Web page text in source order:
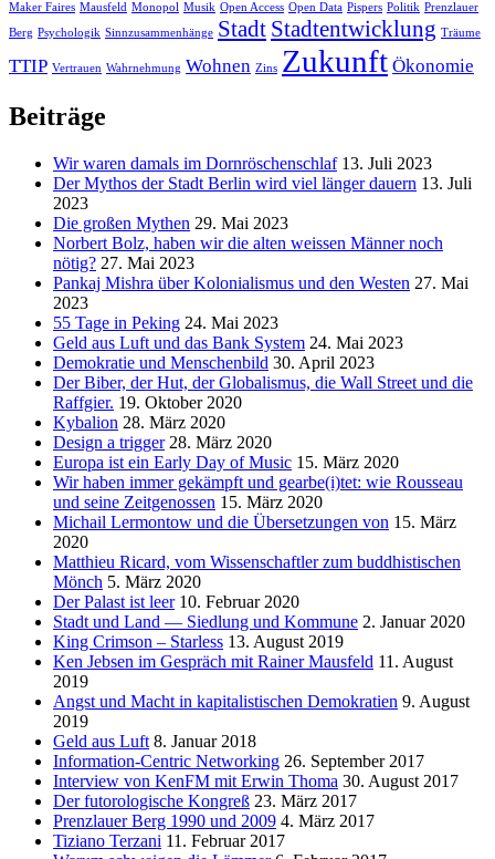
Maker Faires Mausfeld Monopol Musik Open Access Open Data Pispers Politik Prenzlauer
Berg Psychologik Sinnzusammenhänge Stadt Stadtentwicklung Träume
TTIP Vertrauen Wahrnehmung Wohnen Zins Zukunft Ökonomie
Beiträge
Wir waren damals im Dornröschenschlaf 13. Juli 2023
Der Mythos der Stadt Berlin wird viel länger dauern 13. Juli
2023
Die großen Mythen 29. Mai 2023
Norbert Bolz, haben wir die alten weissen Männer noch
nötig? 27. Mai 2023
Pankaj Mishra über Kolonialismus und den Westen 27. Mai
2023
55 Tage in Peking 24. Mai 2023
Geld aus Luft und das Bank System 24. Mai 2023
Demokratie und Menschenbild 30. April 2023
Der Biber, der Hut, der Globalismus, die Wall Street und die
Raffgier. 19. Oktober 2020
Kybalion 28. März 2020
Design a trigger 28. März 2020
Europa ist ein Early Day of Music 15. März 2020
Wir haben immer gekämpft und gearbe(i)tet: wie Rousseau
und seine Zeitgenossen 15. März 2020
Michail Lermontow und die Übersetzungen von 15. März
2020
Matthieu Ricard, vom Wissenschaftler zum buddhistischen
Mönch 5. März 2020
Der Palast ist leer 10. Februar 2020
Stadt und Land — Siedlung und Kommune 2. Januar 2020
King Crimson – Starless 13. August 2019
Ken Jebsen im Gespräch mit Rainer Mausfeld 11. August
2019
Angst und Macht in kapitalistischen Demokratien 9. August
2019
Geld aus Luft 8. Januar 2018
Information-Centric Networking 26. September 2017
Interview von KenFM mit Erwin Thoma 30. August 2017
Der futorologische Kongreß 23. März 2017
Prenzlauer Berg 1990 und 2009 4. März 2017
Tiziano Terzani 11. Februar 2017